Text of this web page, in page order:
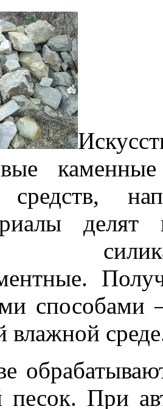
способами
влажной
песок. При